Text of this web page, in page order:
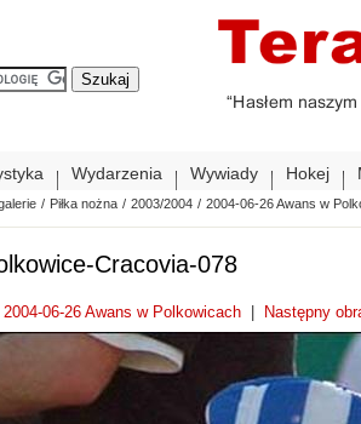
Wydarzenia Wywiady Hokej
/ Piłka nożna / 2003/2004 / 2004-06-26 Awans w
Cracovia-078
2004-06-26 Awans w Polkowicach Następny